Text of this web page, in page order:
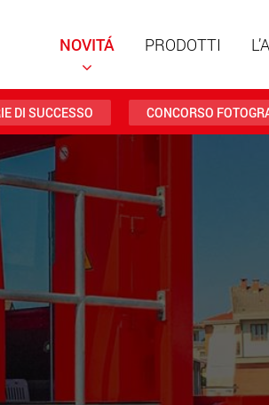
NOVITÁ PRODOTTI
DI SUCCESSO CONCORSO